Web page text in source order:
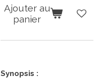
Ajouter au
panier
Synopsis :